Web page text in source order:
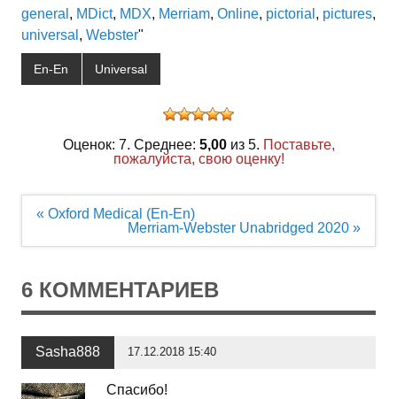
general , MDict, MDX, Merriam, Online, pictorial , pictures,
universal , Webster"
En-En Universal
Оценок: 7. Среднее: 5,00из 5. Поставьте,
пожалуйста, свою оценку!
Навигация
« Oxford Medical (En-En)
Merriam-Webster Unabridged 2020 »
6 КОММЕНТАРИЕВ
Sasha888 17.12.2018 15:40
Спасибо!